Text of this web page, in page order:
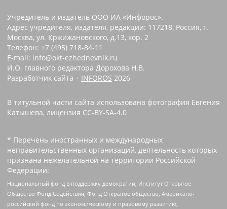
Учредитель и издатель ООО ИА «Инфорос».
Адрес учредителя, издателя, редакции: 117218, Россия, г.
Москва, ул. Кржижановского, д.13, кор. 2
Телефон: +7 (495) 718-84-11
E-mail: info@okt-ezhednevnik.ru
И.О. главного редактора Дорохова Н.В.
Разработчик сайта – INFOROS 2026
В титульной части сайта использована фотография Евгения
Катышева, лицензия CC-BY-SA-4.0
* Перечень иностранных и международных
неправительственных организаций, деятельность которых
признана нежелательной на территории Российской
Федерации:
Национальный фонд в поддержку демократии, Институт Открытое
Общество Фонд Содействия, Фонд Открытое общество, Американо-
российский фонд по экономическому и правовому развитию,